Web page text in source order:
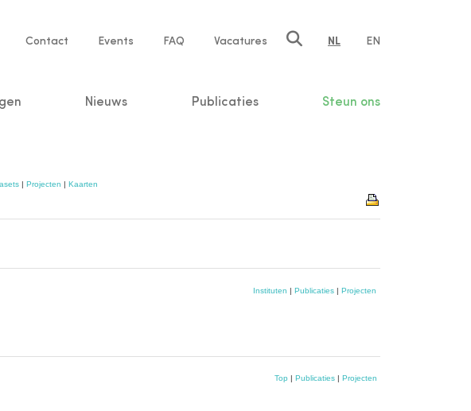
Service
Contact Events FAQ Vacatures NL EN
Nieuws Publicaties Steun ons
| Projecten | Kaarten
Instituten | Publicaties | Projecten
Top | Publicaties | Projecten